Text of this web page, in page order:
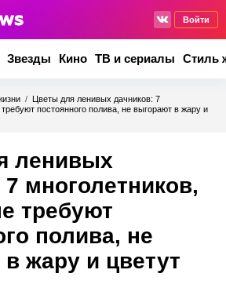
Войти
Звезды Кино ТВ и сериалы Стиль
/ Цветы для ленивых дачников: 7
постоянного полива, не выгорают в жару и
ленивых
многолетников,
требуют
полива, не
жару и цветут